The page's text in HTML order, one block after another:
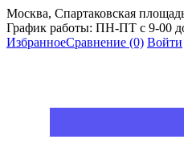
Москва, Спартаковская
График работы: ПН-ПТ с 9-00
ИзбранноеСравнение (0) Войти